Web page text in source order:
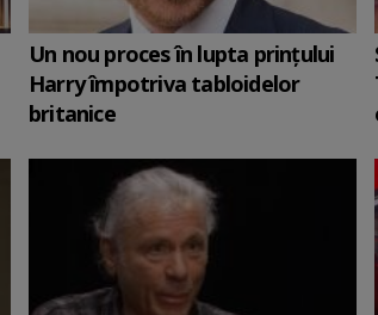
Un nou proces în lupta prinţului
Harry împotriva tabloidelor
britanice